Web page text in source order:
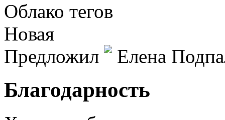
Облако тегов
Новая
Предложил
Елена
Благодарность